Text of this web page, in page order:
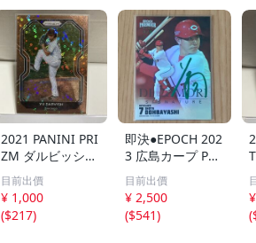
2021 PANINI PRI
ZM ダルビッシュ
有 40枚限定
シリアルカード
パドレス
目前出價
¥ 1,000
($217)
即決●EPOCH 202
3 広島カープ PRE
MIER EDITION
堂林翔太 /5枚限
定 デコモリ緑箔
サインカード #D
目前出價
¥ 2,500
($541)
(